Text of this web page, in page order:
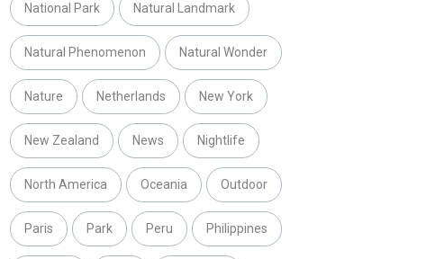
National Park Natural Landmark
Natural Phenomenon Natural Wonder
Nature Netherlands New York
New Zealand News Nightlife
North America Oceania Outdoor
Paris Park Peru Philippines